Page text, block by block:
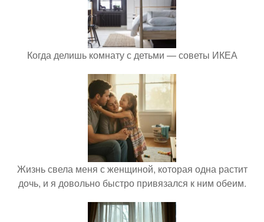
Когда делишь комнату с детьми — советы ИКЕА
Жизнь свела меня с женщиной, которая одна растит
дочь, и я довольно быстро привязался к ним обеим.